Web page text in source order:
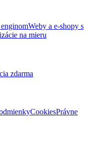
Weby a e-shopy s
na mieru
zdarma
CookiesPrávne